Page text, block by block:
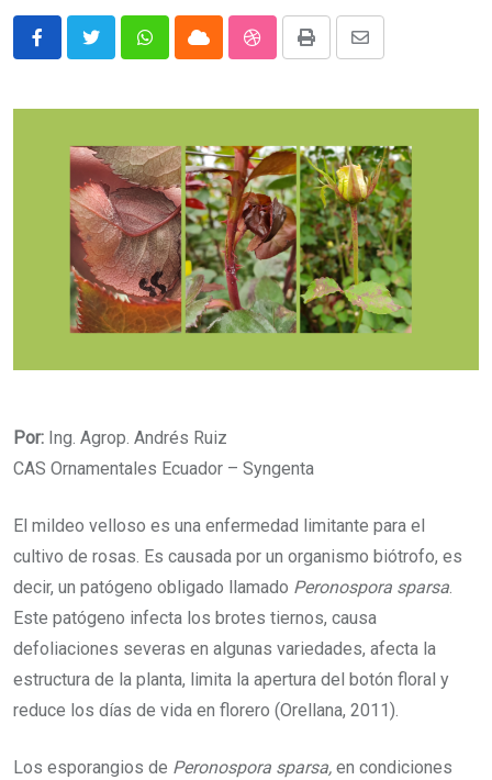
WhatsappCloud StumbleUpon
Print
Share
Email
Por: Ing. Agrop. Andrés Ruiz
CAS Ornamentales Ecuador – Syngenta
El mildeo velloso es una enfermedad limitante para el
cultivo de rosas. Es causada por un organismo biótrofo, es
decir, un patógeno obligado llamado Peronospora sparsa.
Este patógeno infecta los brotes tiernos, causa
defoliaciones severas en algunas variedades, afecta la
estructura de la planta, limita la apertura del botón floral y
reduce los días de vida en florero (Orellana, 2011).
Los esporangios de Peronospora sparsa, en condiciones